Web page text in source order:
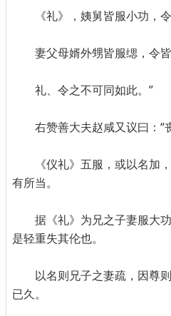
《礼》，姨舅皆服小功，令
妻父母婿外甥皆服缌，令皆
礼、令之不可同如此。”
右赞善大夫赵咸又议曰：“
《仪礼》五服，或以名加
有所当。
据《礼》为兄之子妻服大
是轻重失其伦也。
以名则兄子之妻疏，因尊
已久。